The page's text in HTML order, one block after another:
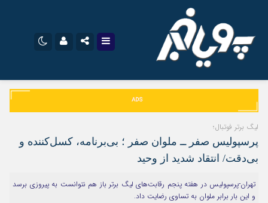
اینستاگرام تلگرام
آپارات اپلیکیشن
نام کاربری یا نشانی ایمیل
مرا به خاطر بسپار
لیگ برتر فوتبال؛
پرسپولیس صفر ــ ملوان صفر ؛ بی‌برنامه، کسل‌کننده و
بی‌دقت/ انتقاد شدید از وحید
تهران-پرسپولیس در هفته پنجم رقابت‌های لیگ برتر باز هم نتوانست به پیروزی برسد
و این‌ بار برابر ملوان به تساوی رضایت داد.